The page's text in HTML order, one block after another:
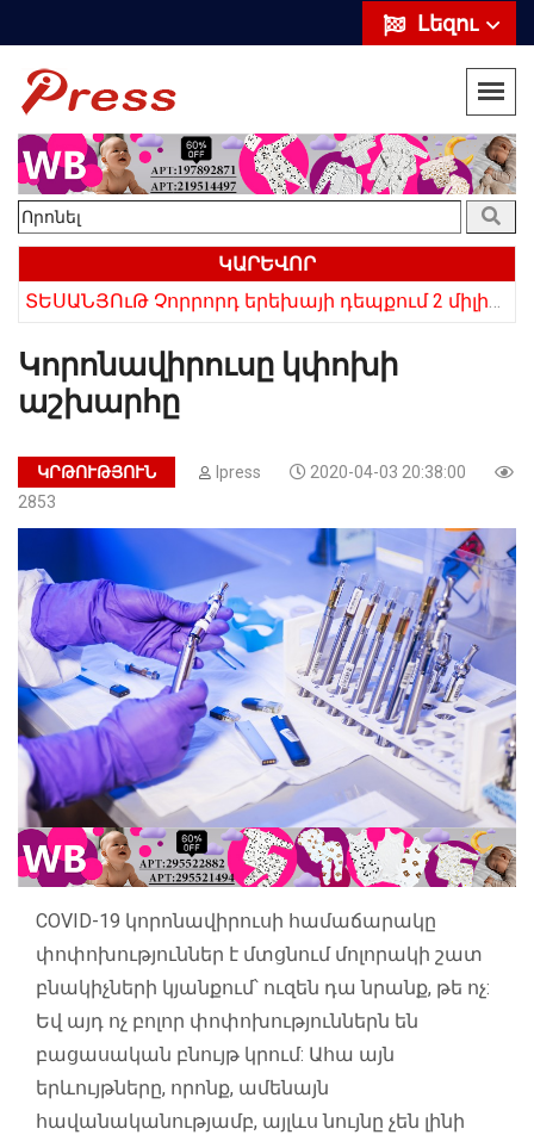
Լեզու
ԿԱՐԵՎՈՐ
ՏԵՍԱՆՅՈւԹ Չորրորդ երեխայի դեպքում 2 միլիոն դրամ, հինգերորդ երեխայի դեպքում բնակարան. Սամվել Կարապետյան
Կորոնավիրուսը կփոխի
աշխարհը
ԿՐԹՈՒԹՅՈՒՆ Ipress
2020-04-03 20:38:00
2853
COVID-19 կորոնավիրուսի համաճարակը
փոփոխություններ է մտցնում մոլորակի շատ
բնակիչների կյանքում՝ ուզեն դա նրանք, թե ոչ:
Եվ այդ ոչ բոլոր փոփոխություններն են
բացասական բնույթ կրում: Ահա այն
երևույթները, որոնք, ամենայն
հավանականությամբ, այլևս նույնը չեն լինի